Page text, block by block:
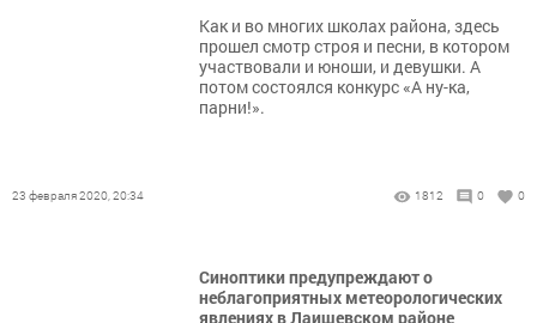
Как и во многих школах района, здесь
прошел смотр строя и песни, в котором
участвовали и юноши, и девушки. А
потом состоялся конкурс «А ну-ка,
парни!».
23 февраля 2020, 20:34 1812 0 0
Синоптики предупреждают о
неблагоприятных метеорологических
явлениях в Лаишевском районе